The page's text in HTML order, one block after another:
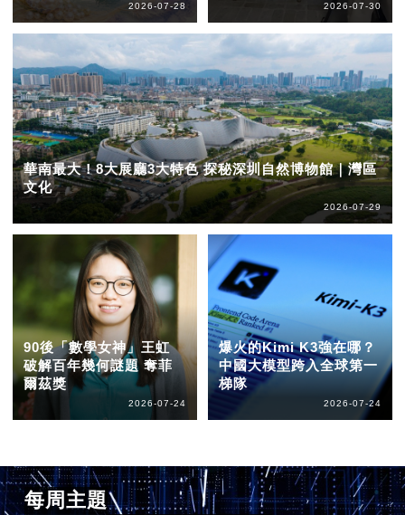
2026-07-28 2026-07-30
華南最大！8大展廳3大特色 探秘深圳自然博物館｜灣區
文化
2026-07-29
90後「數學女神」王虹
破解百年幾何謎題 奪菲
爾茲獎
2026-07-24
爆火的Kimi K3強在哪？
中國大模型跨入全球第一
梯隊
2026-07-24
每周主題